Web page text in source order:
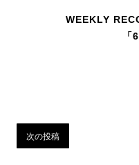
WEEKLY
「
次の投稿